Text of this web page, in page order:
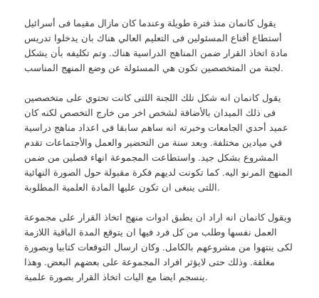
يقول كانمان منذ فترة طويلة وعندما كان مازال مقيما فى أسرائيل
أستطاع أقناع المسئولين فى التعليم العالي هناك بان يدخلوا تدريس
مادة اتخاذ القرار ضمن المناهج الدراسية هناك. وتم تكليفه بأن يشكل
لجنة من المتخصصين تكون هي المسئولة عن وضع المنهج المناسب.
يقول كانمان انه شكل تلك اللجنة اللتى كانت تحتوي على متخصصين
فى ذلك الميدان بالأضافة لشخص اخر من خارج التخصص لكنه كان
عميد أحدي الجامعات وخبرته انه ساهم سابقا فى اعداد مناهج دراسية
في ميادين مختلفة. وبعد سنة من التحضير والعمل والأجتماعات تقدم
المشروع بشكل جيد. واستطاعت المجموعة انهاء فصلين من ضمن
المنهج المرنو اليه. كما تكونت لديهم فكرة مقبولة حول الصورة النهائية
اللتى ينبغى ان تكون عليها المادة العلمية المطلوبة.
ويقول كانمان انه اراد ان يطبق ادوات منهج اتخاذ القرار على مجموعة
العمل نفسها وطلب من كل فرد فيها ان يتوقع المدة الباقية اللازمة
لكى ينتهوا من مشروعهم بالكامل. وكان ارسال التوقعات كتابيا وبصورة
مغلقة. وذلك حتى لايؤثر افراد المجموعة على بعضهم البعض. وهذا
ينسجم ايضا مع اليات اتخاذ القرار بصورة علمية.